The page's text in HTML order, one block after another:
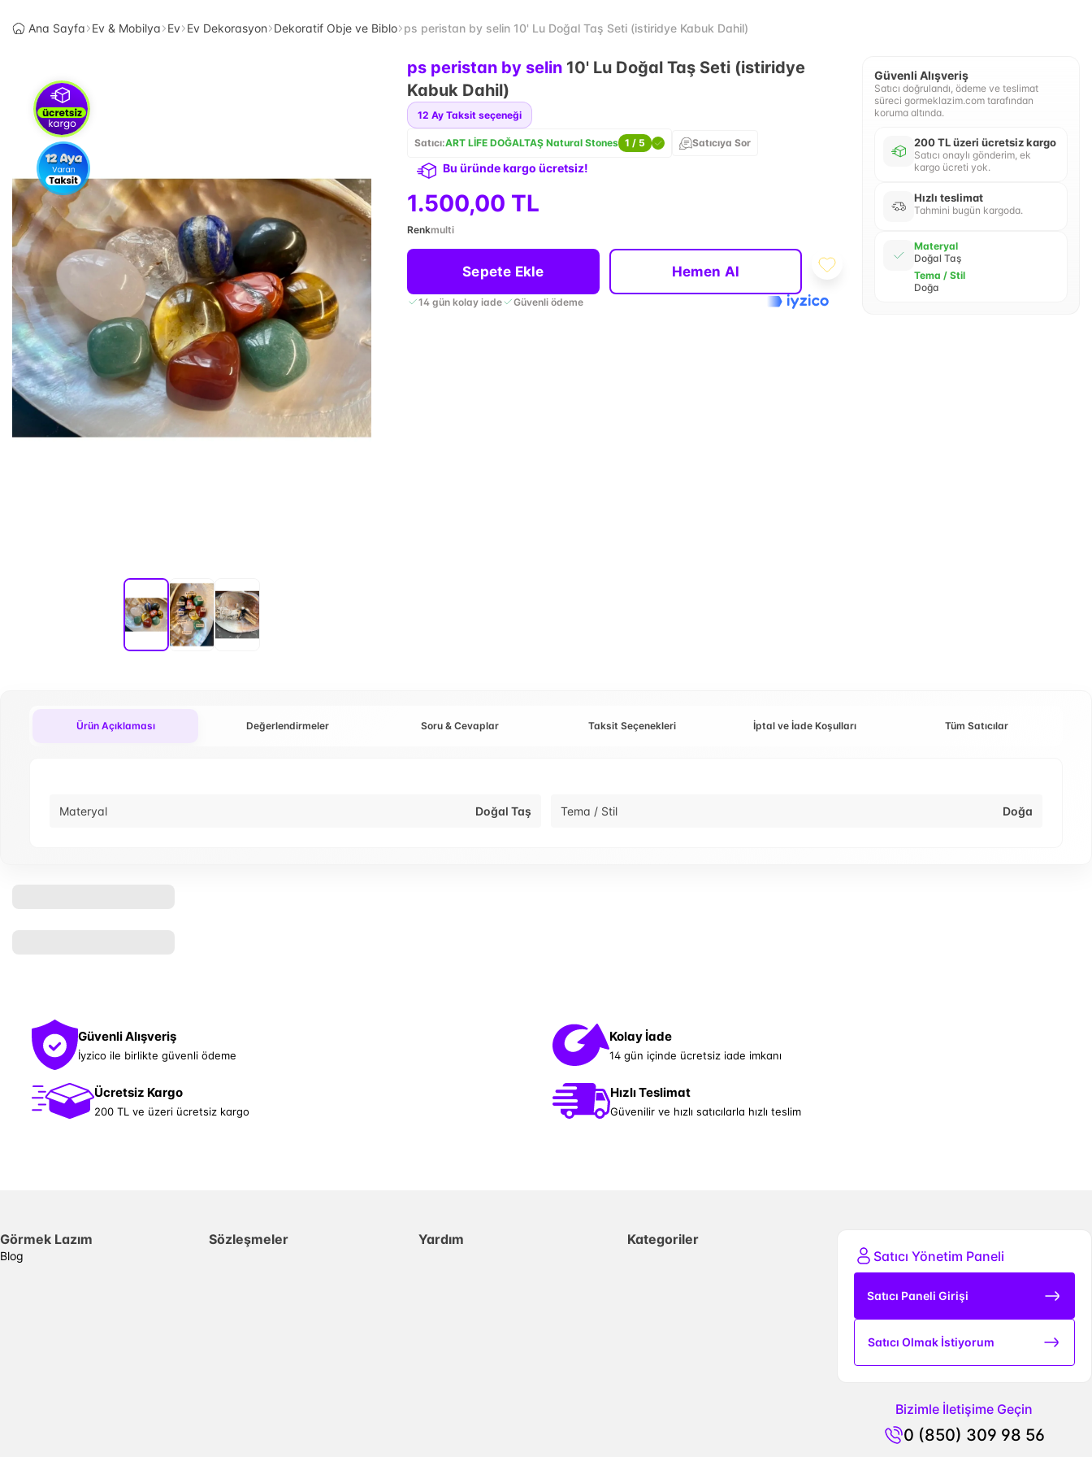
Ana Sayfa Ev & Mobilya Ev Ev Dekorasyon Dekoratif Obje ve Biblo ps peristan by selin 10' Lu Doğal Taş Seti (istiridye Kabuk Dahil)
ps peristan by selin 10' Lu Doğal Taş Seti (istiridye
Kabuk Dahil)
12 Ay Taksit seçeneği
Satıcı:ART LİFE DOĞALTAŞ Natural Stones 1 / 5 Satıcıya Sor
Bu üründe kargo ücretsiz!
1.500,00 TL
Renkmulti
Sepete Ekle Hemen Al
14 gün kolay iade Güvenli ödeme
Güvenli Alışveriş
Satıcı doğrulandı, ödeme ve teslimat
süreci gormeklazim.com tarafından
koruma altında.
200 TL üzeri ücretsiz kargo
Satıcı onaylı gönderim, ek
kargo ücreti yok.
Hızlı teslimat
Tahmini bugün kargoda.
Materyal
Doğal Taş
Tema / Stil
Doğa
Ürün Açıklaması Değerlendirmeler Soru & Cevaplar Taksit Seçenekleri İptal ve İade Koşulları Tüm Satıcılar
Materyal Doğal Taş Tema / Stil Doğa
Güvenli Alışveriş
İyzico ile birlikte güvenli ödeme
Kolay İade
14 gün içinde ücretsiz iade imkanı
Ücretsiz Kargo
200 TL ve üzeri ücretsiz kargo
Hızlı Teslimat
Güvenilir ve hızlı satıcılarla hızlı teslim
Görmek Lazım
Blog
Sözleşmeler Yardım
Kategoriler
Satıcı Yönetim Paneli
Satıcı Paneli Girişi
Satıcı Olmak İstiyorum
Bizimle İletişime Geçin
0 (850) 309 98 56